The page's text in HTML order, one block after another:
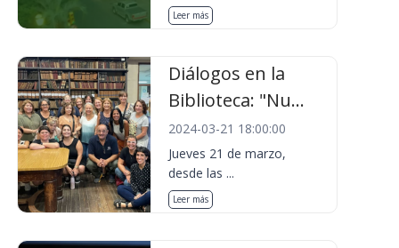
Leer más
Diálogos en la
Biblioteca: "Nu...
2024-03-21 18:00:00
Jueves 21 de marzo,
desde las ...
Leer más